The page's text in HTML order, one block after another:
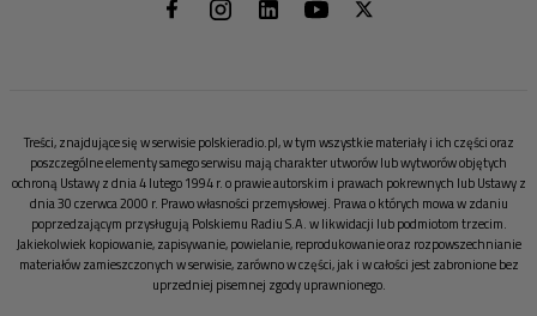
Treści, znajdujące się w serwisie polskieradio.pl, w tym wszystkie materiały i ich części oraz
poszczególne elementy samego serwisu mają charakter utworów lub wytworów objętych
ochroną Ustawy z dnia 4 lutego 1994 r. o prawie autorskim i prawach pokrewnych lub Ustawy z
dnia 30 czerwca 2000 r. Prawo własności przemysłowej. Prawa o których mowa w zdaniu
poprzedzającym przysługują Polskiemu Radiu S.A. w likwidacji lub podmiotom trzecim.
Jakiekolwiek kopiowanie, zapisywanie, powielanie, reprodukowanie oraz rozpowszechnianie
materiałów zamieszczonych w serwisie, zarówno w części, jak i w całości jest zabronione bez
uprzedniej pisemnej zgody uprawnionego.